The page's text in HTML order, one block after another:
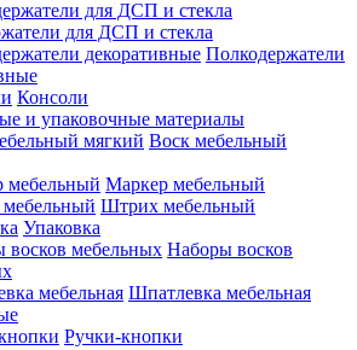
для ДСП и стекла
Полкодержатели
Консоли
и упаковочные материалы
Воск мебельный
Маркер мебельный
Штрих мебельный
Упаковка
Наборы восков
Шпатлевка мебельная
Ручки-кнопки